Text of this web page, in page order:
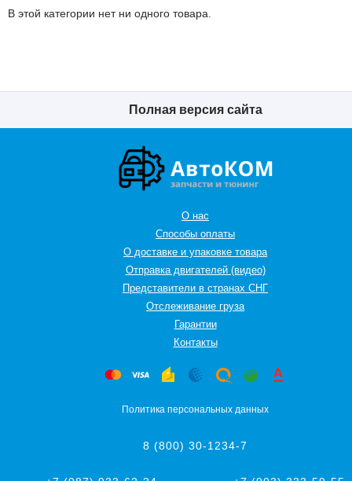
В этой категории нет ни одного товара.
Полная версия сайта
О нас
Способы оплаты
О доставке и упаковке товара
Отправка двигателей (видео)
Представители в странах СНГ
Oтслеживание груза
Гарантии
Контакты
Политика персональных данных
8 (800) 30-1234-7